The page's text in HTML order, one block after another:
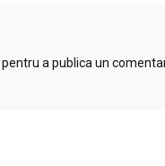
pentru a publica un